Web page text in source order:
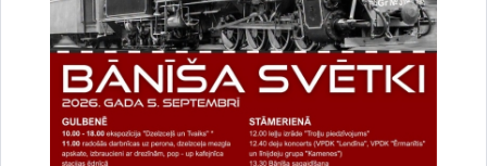
pieteikumu.
Plašāka informācijahttps://www.gulbene.lv/lv/iedzivotaju-
padomes
Saistītas tēmas